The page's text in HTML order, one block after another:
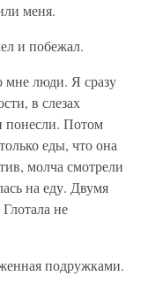
меня.
и побежал.
мне люди. Я сразу
в слезах
понесли. Потом
еды, что она
молча смотрели
на еду. Двумя
не
подружками.